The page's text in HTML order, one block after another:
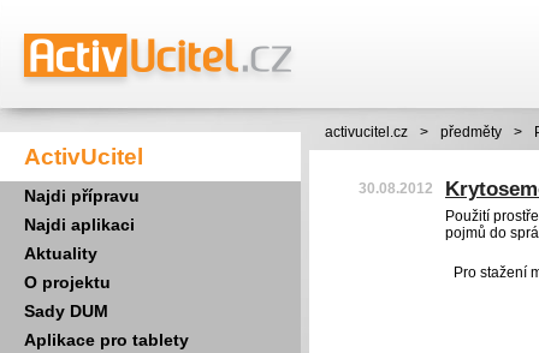
ActivUcitel
Najdi přípravu
Najdi aplikaci
Aktuality
O projektu
Sady DUM
Aplikace pro tablety
activucitel.cz > předměty >
30.08.2012
Použití
pojmů do
Pro stažení